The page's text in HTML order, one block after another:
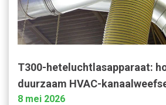
T300-heteluchtlasapparaat:
duurzaam HVAC-
8 mei 2026